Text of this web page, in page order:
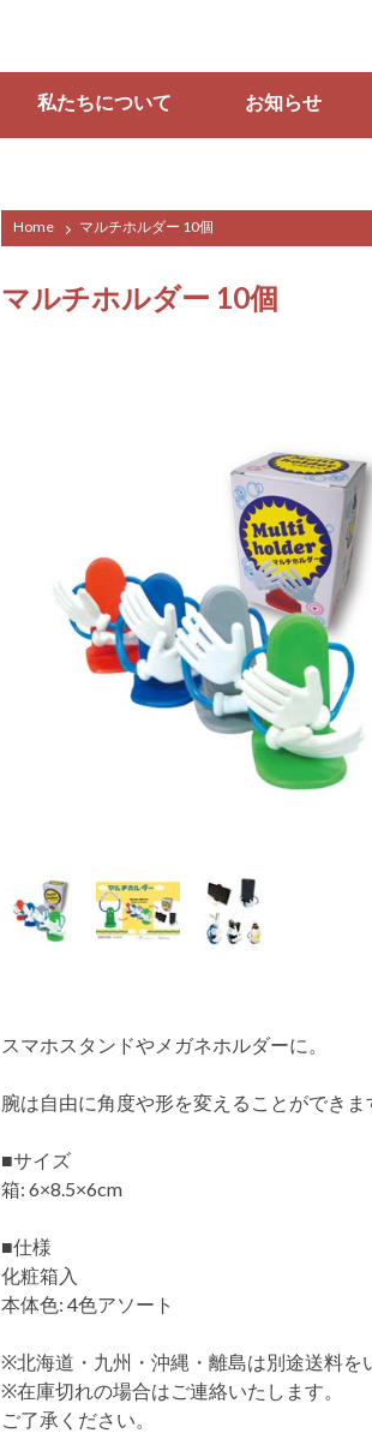
私たちについて お知らせ
Home マルチホルダー 10個
マルチホルダー 10個
スマホスタンドやメガネホルダーに。
腕は自由に角度や形を変えることができま
■サイズ
箱: 6×8.5×6cm
■仕様
化粧箱入
本体色: 4色アソート
※北海道・九州・沖縄・離島は別途送料を
※在庫切れの場合はご連絡いたします。
ご了承ください。